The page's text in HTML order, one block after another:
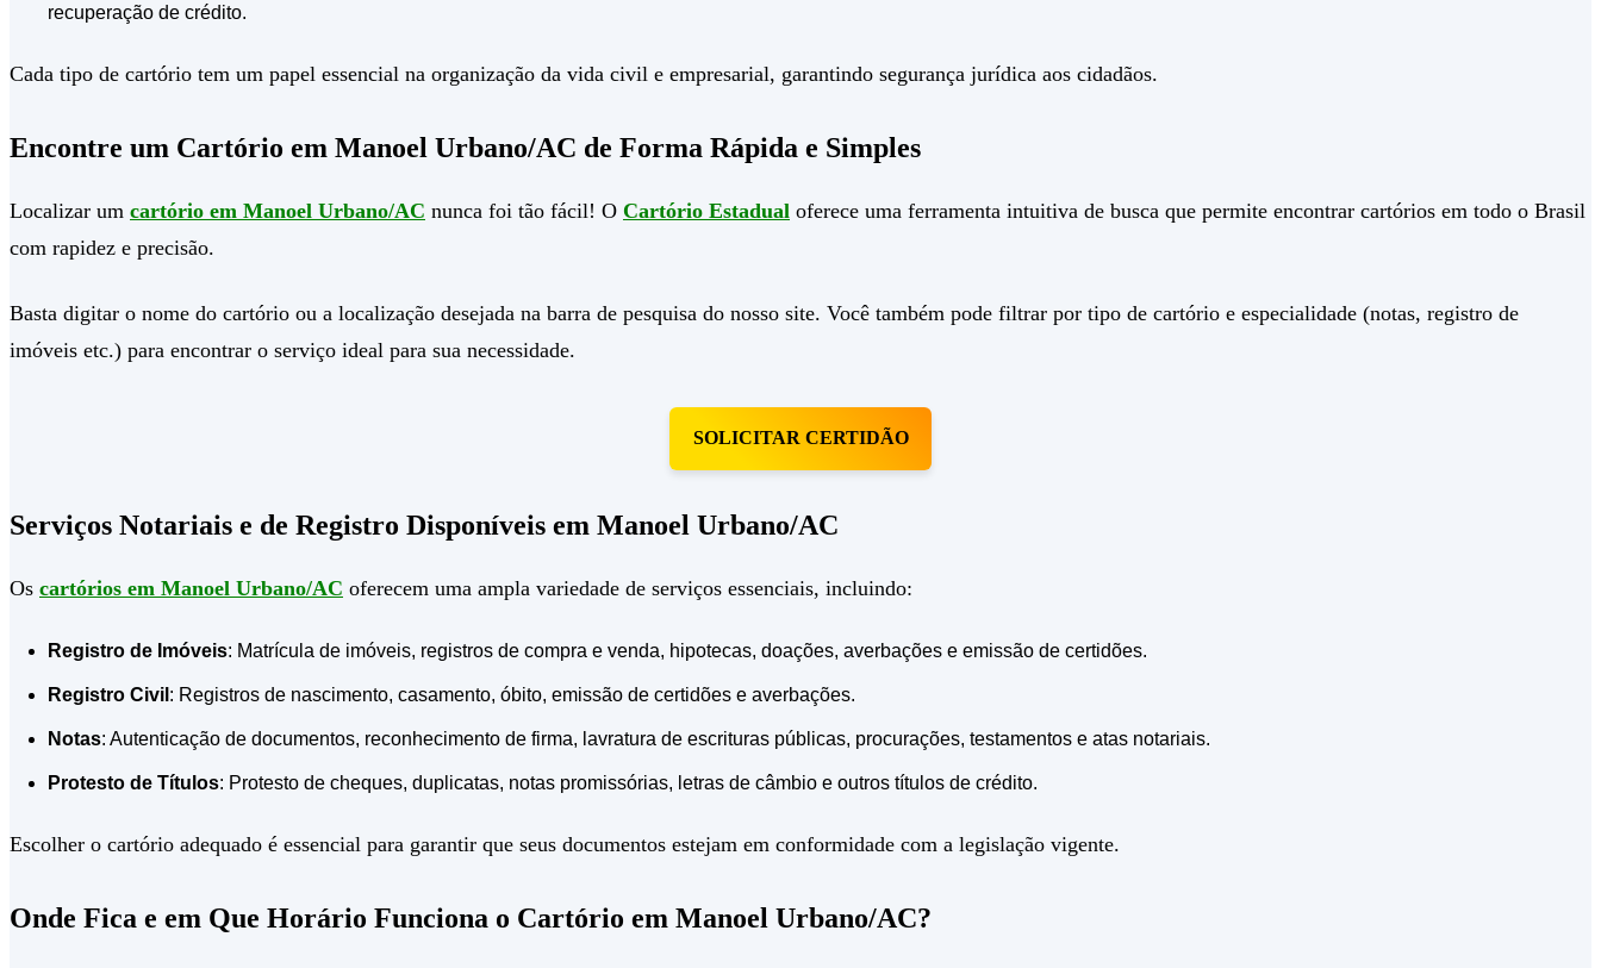
recuperação de crédito.
Cada tipo de cartório tem um papel essencial na organização da vida civil e empresarial, garantindo segurança jurídica aos cidadãos.
Encontre um Cartório em Manoel Urbano/AC de Forma Rápida e Simples
Localizar um cartório em Manoel Urbano/AC nunca foi tão fácil! O Cartório Estadual oferece uma ferramenta intuitiva de busca que permite encontrar cartórios em todo o Brasil
com rapidez e precisão.
Basta digitar o nome do cartório ou a localização desejada na barra de pesquisa do nosso site. Você também pode filtrar por tipo de cartório e especialidade (notas, registro de
imóveis etc.) para encontrar o serviço ideal para sua necessidade.
SOLICITAR CERTIDÃO
Serviços Notariais e de Registro Disponíveis em Manoel Urbano/AC
Os cartórios em Manoel Urbano/AC oferecem uma ampla variedade de serviços essenciais, incluindo:
Registro de Imóveis: Matrícula de imóveis, registros de compra e venda, hipotecas, doações, averbações e emissão de certidões.
Registro Civil : Registros de nascimento, casamento, óbito, emissão de certidões e averbações.
Notas: Autenticação de documentos, reconhecimento de firma, lavratura de escrituras públicas, procurações, testamentos e atas notariais.
Protesto de Títulos: Protesto de cheques, duplicatas, notas promissórias, letras de câmbio e outros títulos de crédito.
Escolher o cartório adequado é essencial para garantir que seus documentos estejam em conformidade com a legislação vigente.
Onde Fica e em Que Horário Funciona o Cartório em Manoel Urbano/AC?